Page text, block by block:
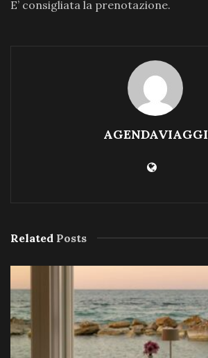
E’ consigliata la prenotazione.
AGENDAVIAGGI
Related Posts